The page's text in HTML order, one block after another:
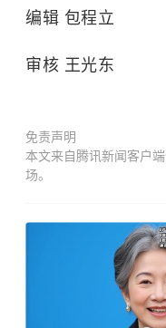
编辑 包程立
审核 王光东
免责声明
本文来自腾讯新闻客户
场。